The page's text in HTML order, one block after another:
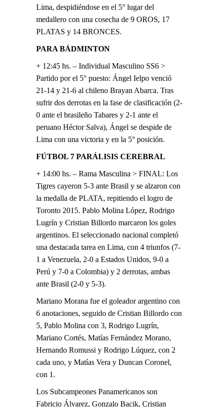
Lima, despidiéndose en el 5° lugar del
medallero con una cosecha de 9 OROS, 17
PLATAS y 14 BRONCES.
PARA BÁDMINTON
+ 12:45 hs. – Individual Masculino SS6 >
Partido por el 5° puesto: Ángel Ielpo venció
21-14 y 21-6 al chileno Brayan Abarca. Tras
sufrir dos derrotas en la fase de clasificación (2-
0 ante el brasileño Tabares y 2-1 ante el
peruano Héctor Salva), Ángel se despide de
Lima con una victoria y en la 5° posición.
FÚTBOL 7 PARÁLISIS CEREBRAL
+ 14:00 hs. – Rama Masculina > FINAL: Los
Tigres cayeron 5-3 ante Brasil y se alzaron con
la medalla de PLATA, repitiendo el logro de
Toronto 2015. Pablo Molina López, Rodrigo
Lugrín y Cristian Billordo marcaron los goles
argentinos. El seleccionado nacional completó
una destacada tarea en Lima, con 4 triunfos (7-
1 a Venezuela, 2-0 a Estados Unidos, 9-0 a
Perú y 7-0 a Colombia) y 2 derrotas, ambas
ante Brasil (2-0 y 5-3).
Mariano Morana fue el goleador argentino con
6 anotaciones, seguido de Cristian Billordo con
5, Pablo Molina con 3, Rodrigo Lugrín,
Mariano Cortés, Matías Fernández Morano,
Hernando Romussi y Rodrigo Lúquez, con 2
cada uno, y Matías Vera y Duncan Coronel,
con 1.
Los Subcampeones Panamericanos son
Fabricio Álvarez, Gonzalo Bacik, Cristian